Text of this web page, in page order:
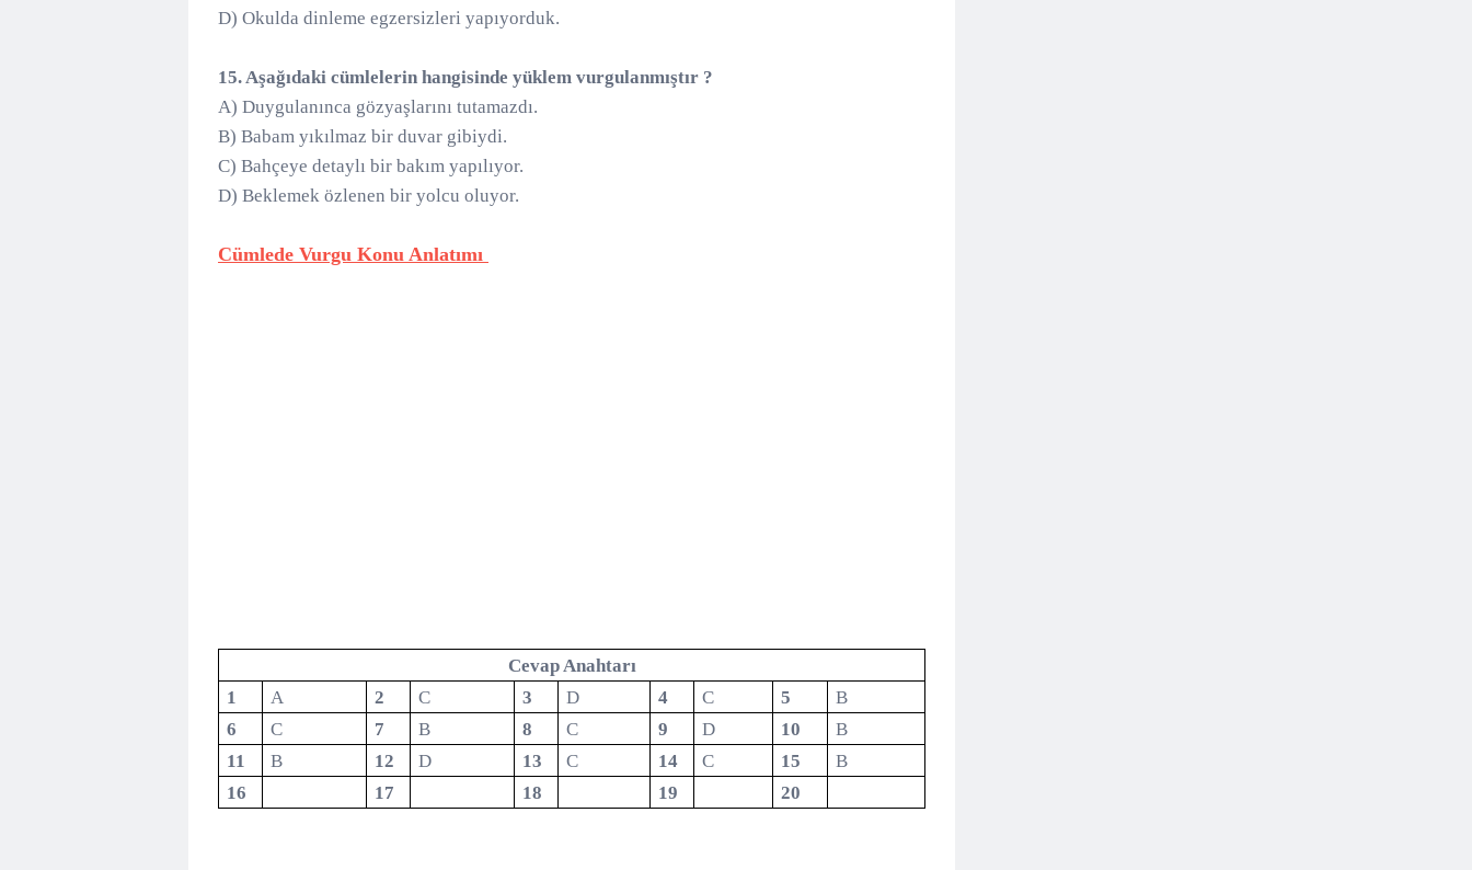
D) Okulda dinleme egzersizleri yapıyorduk.
15. Aşağıdaki cümlelerin hangisinde yüklem vurgulanmıştır ?
A) Duygulanınca gözyaşlarını tutamazdı.
B) Babam yıkılmaz bir duvar gibiydi.
C) Bahçeye detaylı bir bakım yapılıyor.
D) Beklemek özlenen bir yolcu oluyor.
Cümlede Vurgu Konu Anlatımı
Cevap Anahtarı
1
A 2 C 3 D 4 C 5
B
6
C 7 B 8 C 9 D 10
B
11
B 12 D 13 C 14 C 15
B
16
17 18 19 20